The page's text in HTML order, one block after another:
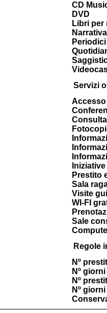
CD
DVD
Libri per
Narrativa
Servizi
Accesso
Prestito
Sala
Visite
WI-FI
Sale
Regole
Nº
Nº
Nº
Nº